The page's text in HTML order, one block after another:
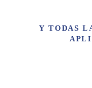
Y TODAS